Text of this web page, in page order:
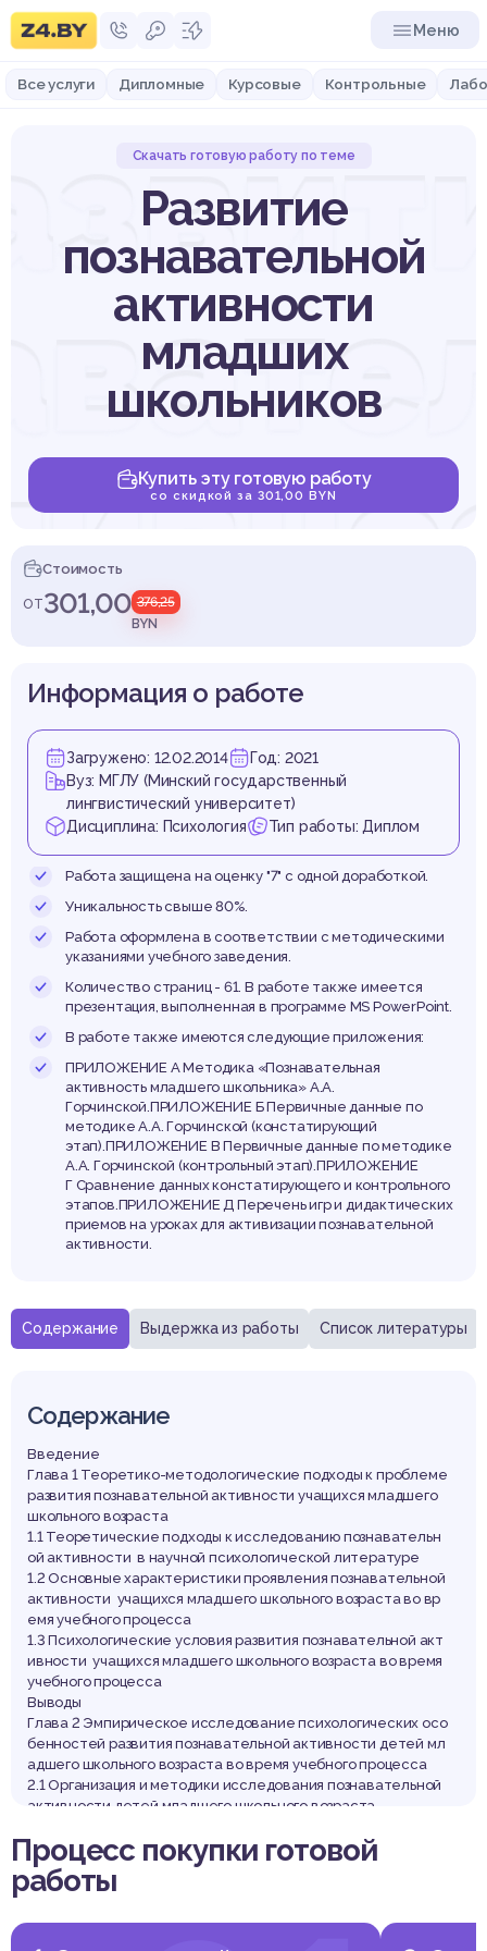
Меню
Все услуги Дипломные Курсовые Контрольные
Скачать готовую работу по теме
Развитие
познавательной
активности
младших
школьников
Купить эту готовую работу
со скидкой за 301,00 BYN
Стоимость
от301,00 376,25
BYN
Содержание Выдержка из работы Список литературы
Содержание
Введение
Глава 1 Теоретико-методологические подходы к проблеме
развития познавательной активности учащихся младшего
школьного возраста
1.1 Теоретические подходы к исследованию познавательн
ой активности в научной психологической литературе
1.2 Основные характеристики проявления познавательной
активности учащихся младшего школьного возраста во вр
емя учебного процесса
1.3 Психологические условия развития познавательной акт
ивности учащихся младшего школьного возраста во время
учебного процесса
Выводы
Глава 2 Эмпирическое исследование психологических осо
бенностей развития познавательной активности детей мл
адшего школьного возраста во время учебного процесса
2.1 Организация и методики исследования познавательной
активности детей младшего школьного возраста
младших школьников на констатирующем этапе исследов
ания
2.3 Описание содержания формирующего эксперимента п
о школьного возраста на уроках иностранного языка
Информация о работе
Загружено: 12.02.2014
Год: 2021
Вуз: МГЛУ (Минский государственный
лингвистический университет)
Дисциплина: Психология
Тип работы: Диплом
Работа защищена на оценку "7" с одной доработкой.
Уникальность свыше 80%.
Работа оформлена в соответствии с методическими
указаниями учебного заведения.
Количество страниц - 61. В работе также имеется
презентация, выполненная в программе MS PowerPoint.
В работе также имеются следующие приложения:
ПРИЛОЖЕНИЕ А Методика «Познавательная
активность младшего школьника» А.А.
Горчинской.ПРИЛОЖЕНИЕ Б Первичные данные по
методике А.А. Горчинской (констатирующий
этап).ПРИЛОЖЕНИЕ В Первичные данные по методике
А.А. Горчинской (контрольный этап).ПРИЛОЖЕНИЕ
Г Сравнение данных констатирующего и контрольного
этапов.ПРИЛОЖЕНИЕ Д Перечень игр и дидактических
приемов на уроках для активизации познавательной
активности.
Процесс покупки готовой
работы